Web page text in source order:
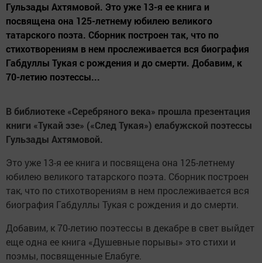
Гульзады Ахтямовой. Это уже 13-я ее книга и
посвящена она 125-летнему юбилею великого
татарского поэта. Сборник построен так, что по
стихотворениям в нем прослеживается вся биография
Габдуллы Тукая с рождения и до смерти. Добавим, к
70-летию поэтессы...
В библиотеке «Серебряного века» прошла презентация
книги «Тукай эзе» («След Тукая») елабужской поэтессы
Гульзады Ахтямовой.
Это уже 13-я ее книга и посвящена она 125-летнему
юбилею великого татарского поэта. Сборник построен
так, что по стихотворениям в нем прослеживается вся
биография Габдуллы Тукая с рождения и до смерти.
Добавим, к 70-летию поэтессы в декабре в свет выйдет
еще одна ее книга «Душевные порывы» это стихи и
поэмы, посвященные Елабуге.